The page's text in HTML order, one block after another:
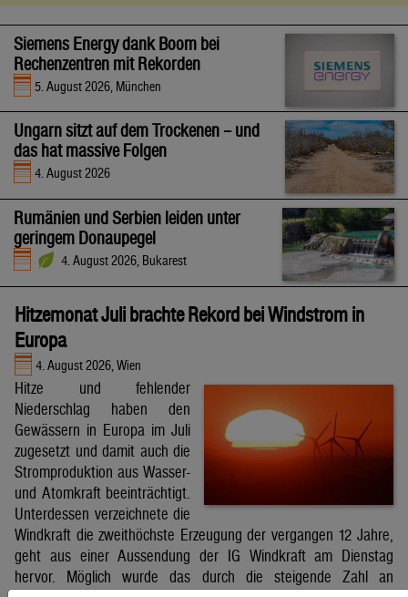
Siemens Energy dank Boom bei
Rechenzentren mit Rekorden
5. August 2026, München
Ungarn sitzt auf dem Trockenen – und
das hat massive Folgen
4. August 2026
Rumänien und Serbien leiden unter
geringem Donaupegel
4. August 2026, Bukarest
Hitzemonat Juli brachte Rekord bei Windstrom in
Europa
4. August 2026, Wien
Hitze und fehlender
Niederschlag haben den
Gewässern in Europa im Juli
zugesetzt und damit auch die
Stromproduktion aus Wasser-
und Atomkraft beeinträchtigt.
Unterdessen verzeichnete die
Windkraft die zweithöchste Erzeugung der vergangen 12 Jahre,
geht aus einer Aussendung der IG Windkraft am Dienstag
hervor. Möglich wurde das durch die steigende Zahl an